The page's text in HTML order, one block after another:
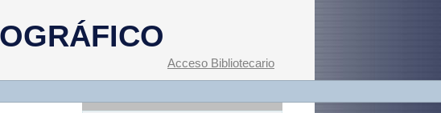
Acceso Bibliotecario